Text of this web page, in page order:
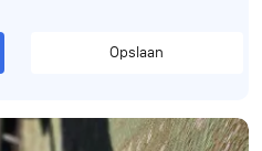
Opslaan